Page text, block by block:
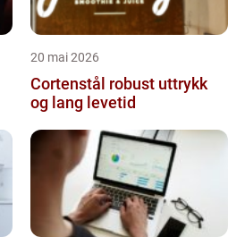
20 mai 2026
Cortenstål robust uttrykk
og lang levetid